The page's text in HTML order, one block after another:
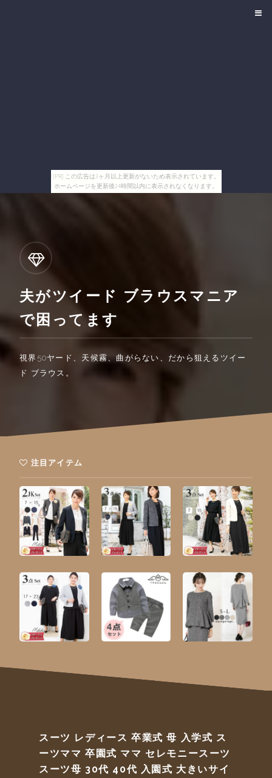
[PR] この広告は3ヶ月以上更新がないため表示されています。
ホームページを更新後24時間以内に表示されなくなります。
夫がツイード ブラウスマニア
で困ってます
視界50ヤード、天候霧、曲がらない、だから狙えるツイー
ド ブラウス。
注目アイテム
スーツ レディース 卒業式 母 入学式 ス
ーツママ 卒園式 ママ セレモニースーツ
スーツ母 30代 40代 入園式 大きいサイ